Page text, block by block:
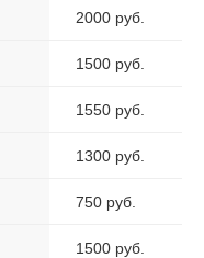
2000 руб.
1500 руб.
1550 руб.
1300 руб.
750 руб.
1500 руб.